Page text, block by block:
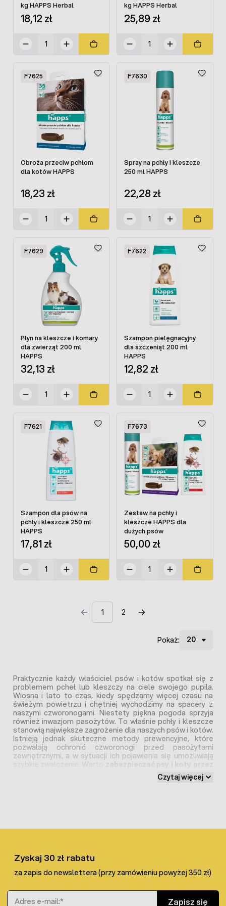
kg HAPPS Herbal
18,12 zł
kg HAPPS Herbal
25,89 zł
F7625
Obroża przeciw pchłom
dla kotów HAPPS
18,23 zł
F7630
Spray na pchły i kleszcze
250 ml HAPPS
22,28 zł
F7629
Płyn na kleszcze i komary
dla zwierząt 200 ml
HAPPS
32,13 zł
F7622
Szampon pielęgnacyjny
dla szczeniąt 200 ml
HAPPS
12,82 zł
F7621
Szampon dla psów na
pchły i kleszcze 250 ml
HAPPS
17,81 zł
F7673
Zestaw na pchły i
kleszcze HAPPS dla
dużych psów
50,00 zł
1 2
Pokaż:
Praktycznie każdy właściciel psów i kotów spotkał się z
problemem pcheł lub kleszczy na ciele swojego pupila.
Wiosna i lato to czas, kiedy spędzamy więcej czasu na
świeżym powietrzu i chętniej wychodzimy na spacery z
naszymi czworonogami. Niestety piękna pogoda sprzyja
również inwazjom pasożytów. To właśnie pchły i kleszcze
stanowią największe zagrożenie dla naszych psów i kotów.
Istnieją jednak skuteczne metody prewencyjne, które
pozwalają ochronić czworonogi przed pasożytami
zewnętrznymi, a w sytuacji ich pojawienia się umożliwiają
szybkie zwalczenie. Warto
zabezpieczać psy i koty przez
przez cały rok. Pomimo tego, że
największe ryzyko występuje latem i wiosną, to dodatnie
spotkać na ciele psa i kota, a także innych zwierząt. Choć
mogłoby się wydawać, że pojawiają się znikąd, ich
zwalczenie bywa bardzo trudne i wymaga zastosowania
specjalistycznych preparatów i wiedzy odnośnie ich użycia.
Pchły u psasą bardzo uciążliwe ponieważ gryzą, co
powoduje swędzące bąble na skórze. Mogą one
Czytaj więcej
Zyskaj 30 zł rabatu
za zapis do newslettera (przy zamówieniu powyżej 350 zł)
Adres e-mail
Zapisz się